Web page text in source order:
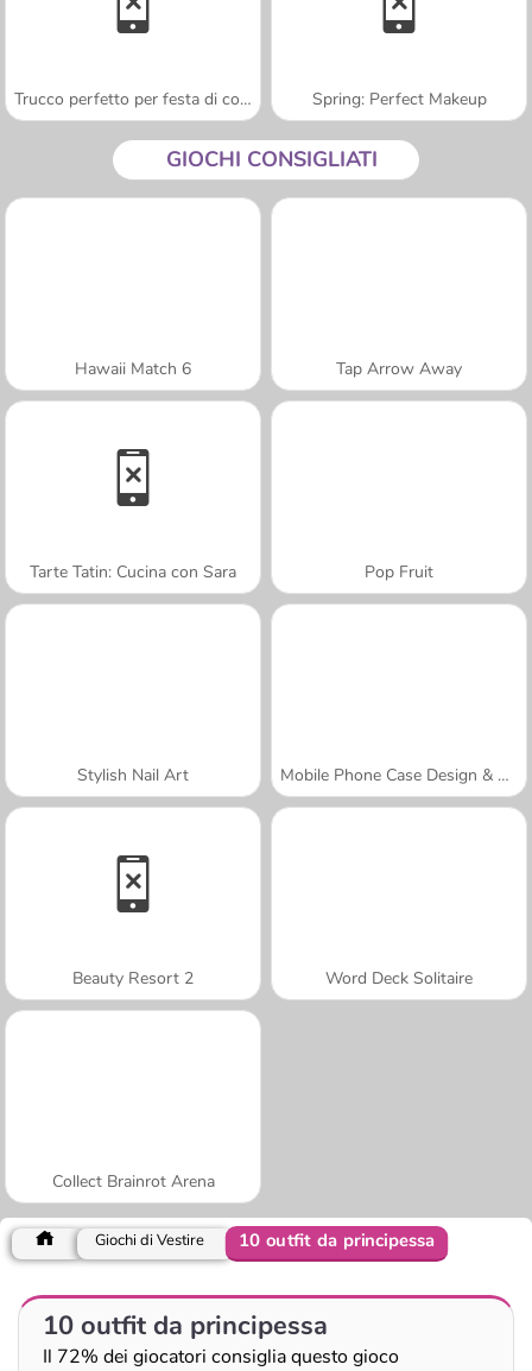
Trucco perfetto per festa di compleanno Spring: Perfect Makeup
GIOCHI CONSIGLIATI
Hawaii Match 6 Tap Arrow Away
Tarte Tatin: Cucina con Sara Pop Fruit
Stylish Nail Art Mobile Phone Case Design & DIY
Beauty Resort 2 Word Deck Solitaire
Collect Brainrot Arena
Giochi di Vestire 10 outfit da principessa
10 outfit da principessa
Il 72% dei giocatori consiglia questo gioco